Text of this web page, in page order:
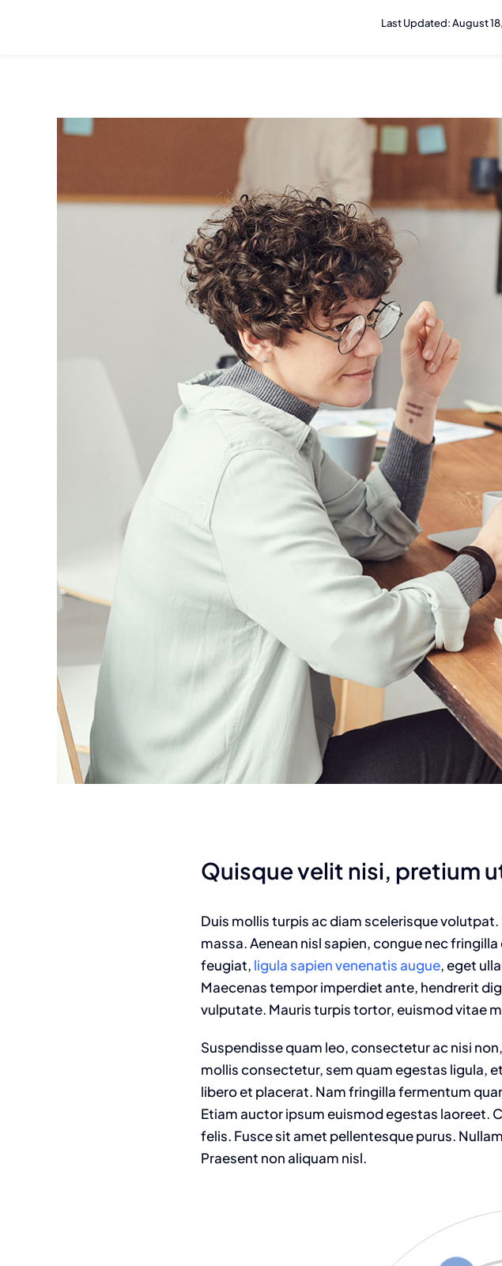
Last Updated: August
Quisque velit nisi, pretium
Duis mollis turpis ac diam scelerisque
massa. Aenean nisl sapien, congue nec
feugiat, ligula sapien venenatis augue, eget
Maecenas tempor imperdiet ante, hendrerit
vulputate. Mauris turpis tortor, euismod vitae
Suspendisse quam leo, consectetur ac nisi
mollis consectetur, sem quam egestas ligula,
libero et placerat. Nam fringilla fermentum
Etiam auctor ipsum euismod egestas laoreet.
felis. Fusce sit amet pellentesque purus.
Praesent non aliquam nisl.